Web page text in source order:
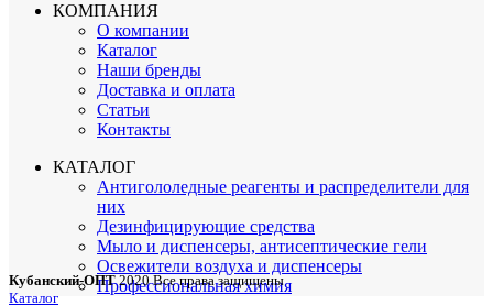
КОМПАНИЯ
О компании
Каталог
Наши бренды
Доставка и оплата
Статьи
Контакты
КАТАЛОГ
Антигололедные реагенты и распределители для
них
Дезинфицирующие средства
Мыло и диспенсеры, антисептические гели
Освежители воздуха и диспенсеры
Профессиональная химия
Кубанский-ОПТ 2020 Все права защищены
Каталог